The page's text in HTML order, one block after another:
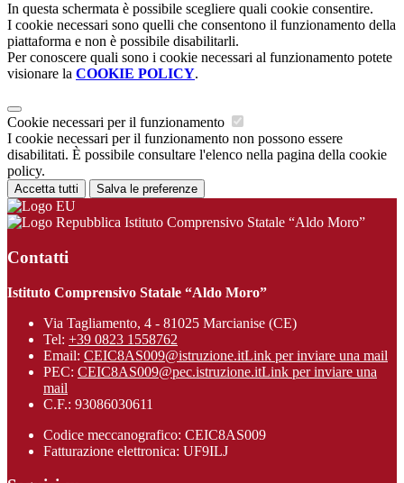
In questa schermata è possibile scegliere quali cookie consentire.
I cookie necessari sono quelli che consentono il funzionamento della
piattaforma e non è possibile disabilitarli.
Per conoscere quali sono i cookie necessari al funzionamento potete
visionare la COOKIE POLICY.
Cookie necessari per il funzionamento
I cookie necessari per il funzionamento non possono essere
disabilitati. È possibile consultare l'elenco nella pagina della cookie
policy.
Accetta tutti Salva le preferenze
Istituto Comprensivo Statale “Aldo Moro”
Contatti
Istituto Comprensivo Statale “Aldo Moro”
Via Tagliamento, 4 - 81025 Marcianise (CE)
Tel: +39 0823 1558762
Email: CEIC8AS009@istruzione.itLink per inviare una mail
PEC: CEIC8AS009@pec.istruzione.itLink per inviare una
mail
C.F.: 93086030611
Codice meccanografico: CEIC8AS009
Fatturazione elettronica: UF9ILJ